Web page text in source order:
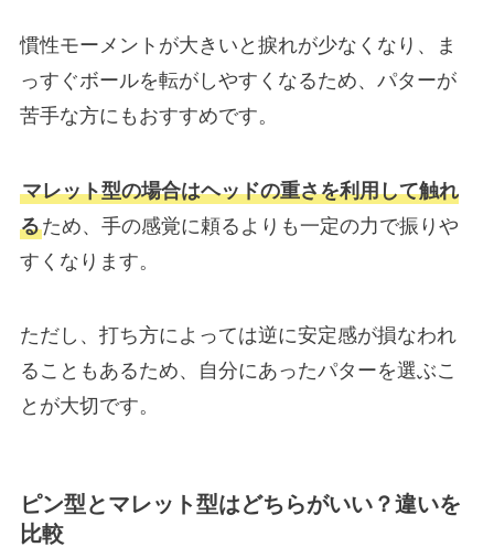
慣性モーメントが大きいと捩れが少なくなり、ま
っすぐボールを転がしやすくなるため、パターが
苦手な方にもおすすめです。
マレット型の場合はヘッドの重さを利用して触れ
るため、手の感覚に頼るよりも一定の力で振りや
すくなります。
ただし、打ち方によっては逆に安定感が損なわれ
ることもあるため、自分にあったパターを選ぶこ
とが大切です。
ピン型とマレット型はどちらがいい？違いを
比較